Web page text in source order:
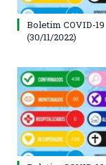
Boletim COVID-19
(30/11/2022)